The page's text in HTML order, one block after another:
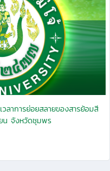
เวลาการย่อยสลายของสารย้อมสี
น จังหวัดชุมพร